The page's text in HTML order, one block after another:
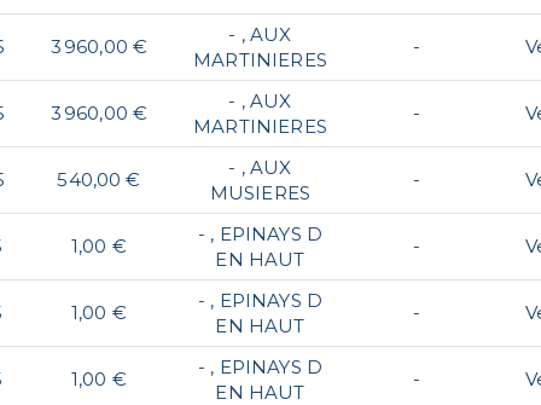
3 960,00 €
- , AUX
MARTINIERES
-
3 960,00 €
- , AUX
MARTINIERES
-
540,00 €
- , AUX
MUSIERES
-
1,00 €
- , EPINAYS D
EN HAUT
-
1,00 €
- , EPINAYS D
EN HAUT
-
1,00 €
- , EPINAYS D
EN HAUT
-